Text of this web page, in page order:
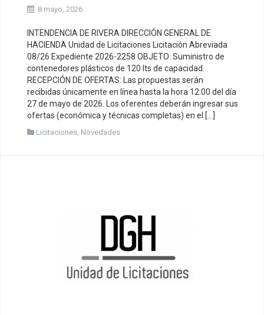
8 mayo, 2026
INTENDENCIA DE RIVERA DIRECCIÓN GENERAL DE
HACIENDA Unidad de Licitaciones Licitación Abreviada
08/26 Expediente 2026-2258 OBJETO: Suministro de
contenedores plásticos de 120 lts de capacidad.
RECEPCIÓN DE OFERTAS: Las propuestas serán
recibidas únicamente en línea hasta la hora 12:00 del día
27 de mayo de 2026. Los oferentes deberán ingresar sus
ofertas (económica y técnicas completas) en el […]
Licitaciones, Novedades